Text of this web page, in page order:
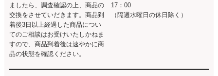
ましたら、調査確認の上、商品の
交換をさせていだきます。商品到
着後3日以上経過した商品につい
てのご相談はお受けいたしかねま
すので、商品到着後は速やかに商
品の状態を確認ください。
17：00
（隔週水曜日の休日除く）